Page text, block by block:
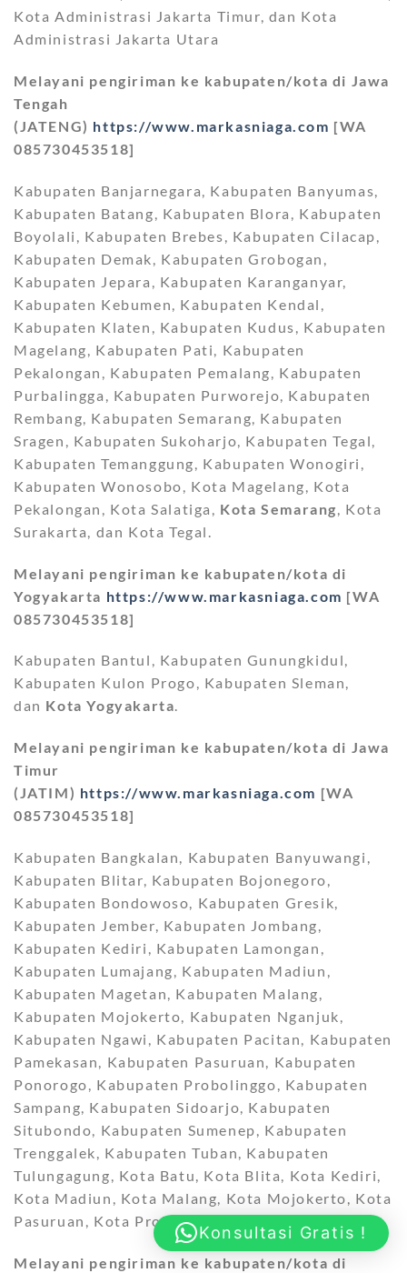
Kota Administrasi Jakarta Timur, dan Kota
Administrasi Jakarta Utara
Melayani pengiriman ke kabupaten/kota di Jawa
Tengah
(JATENG) https://www.markasniaga.com [WA
085730453518]
Kabupaten Banjarnegara, Kabupaten Banyumas,
Kabupaten Batang, Kabupaten Blora, Kabupaten
Boyolali, Kabupaten Brebes, Kabupaten Cilacap,
Kabupaten Demak, Kabupaten Grobogan,
Kabupaten Jepara, Kabupaten Karanganyar,
Kabupaten Kebumen, Kabupaten Kendal,
Kabupaten Klaten, Kabupaten Kudus, Kabupaten
Magelang, Kabupaten Pati, Kabupaten
Pekalongan, Kabupaten Pemalang, Kabupaten
Purbalingga, Kabupaten Purworejo, Kabupaten
Rembang, Kabupaten Semarang, Kabupaten
Sragen, Kabupaten Sukoharjo, Kabupaten Tegal,
Kabupaten Temanggung, Kabupaten Wonogiri,
Kabupaten Wonosobo, Kota Magelang, Kota
Pekalongan, Kota Salatiga, Kota Semarang
, Kota
Surakarta, dan Kota Tegal.
Melayani pengiriman ke kabupaten/kota di
Yogyakarta https://www.markasniaga.com [WA
085730453518]
Kabupaten Bantul, Kabupaten Gunungkidul,
Kabupaten Kulon Progo, Kabupaten Sleman,
dan Kota Yogyakarta.
Melayani pengiriman ke kabupaten/kota di Jawa
Timur
(JATIM) https://www.markasniaga.com [WA
085730453518]
Kabupaten Bangkalan, Kabupaten Banyuwangi,
Kabupaten Blitar, Kabupaten Bojonegoro,
Kabupaten Bondowoso, Kabupaten Gresik,
Kabupaten Jember, Kabupaten Jombang,
Kabupaten Kediri, Kabupaten Lamongan,
Kabupaten Lumajang, Kabupaten Madiun,
Kabupaten Magetan, Kabupaten Malang,
Kabupaten Mojokerto, Kabupaten Nganjuk,
Kabupaten Ngawi, Kabupaten Pacitan, Kabupaten
Pamekasan, Kabupaten Pasuruan, Kabupaten
Ponorogo, Kabupaten Probolinggo, Kabupaten
Sampang, Kabupaten Sidoarjo, Kabupaten
Situbondo, Kabupaten Sumenep, Kabupaten
Trenggalek, Kabupaten Tuban, Kabupaten
Tulungagung, Kota Batu, Kota Blita, Kota Kediri,
Kota Madiun, Kota Malang, Kota Mojokerto, Kota
Pasuruan, Kota Probolinggo, danKota Surabaya.
Melayani pengiriman ke kabupaten/kota di
Konsultasi Gratis !